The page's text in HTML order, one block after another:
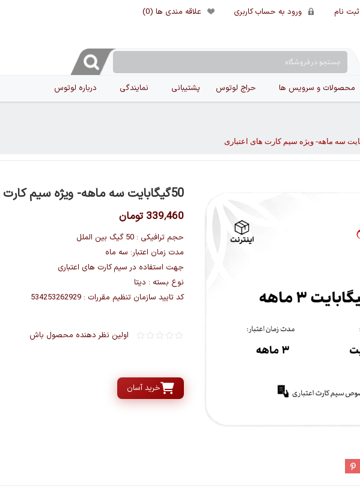
ثبت نام ورود به حساب کاربری علاقه مندی ها (0)
محصولات و سرویس ها حراج لوتوس پشتیبانی نمایندگی درباره لوتوس
50گیگابایت سه ماهه- ویژه سیم کارت های اعتباری
339٬460 تومان
حجم ترافیکی : 50 گیگ بین الملل
مدت زمان اعتبار: سه ماه
جهت استفاده در سیم کارت های اعتباری
نوع بسته : دیتا
کد تایید سازمان تنظیم مقررات : 534253262929
اولین نظر دهنده محصول باش
خرید آسان